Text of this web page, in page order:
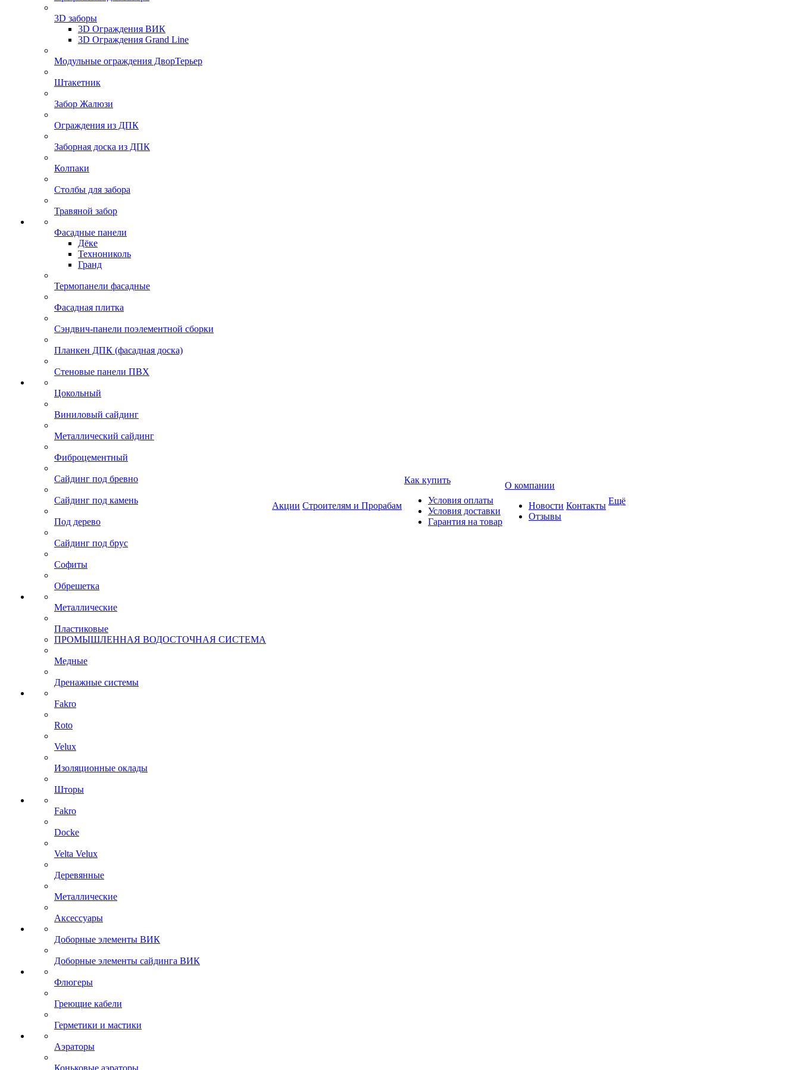
3D заборы
3D Ограждения ВИК
3D Ограждения Grand Line
Модульные ограждения ДворТерьер
Штакетник
Забор Жалюзи
Ограждения из ДПК
Заборная доска из ДПК
Колпаки
Столбы для забора
Травяной забор
Фасадные панели
Дёке
Технониколь
Гранд
Термопанели фасадные
Фасадная плитка
Сэндвич-панели поэлементной сборки
Планкен ДПК (фасадная доска)
Стеновые панели ПВХ
Цокольный
Виниловый сайдинг
Металлический сайдинг
Фиброцементный
Сайдинг под бревно
Сайдинг под камень
Под дерево
Сайдинг под брус
Софиты
Обрешетка
Металлические
Пластиковые
ПРОМЫШЛЕННАЯ ВОДОСТОЧНАЯ СИСТЕМА
Медные
Дренажные системы
Fakro
Roto
Velux
Изоляционные оклады
Шторы
Fakro
Docke
Velta Velux
Деревянные
Металлические
Аксессуары
Доборные элементы ВИК
Доборные элементы сайдинга ВИК
Флюгеры
Греющие кабели
Герметики и мастики
Аэраторы
Коньковые аэраторы
Акции Строителям и Прорабам
Как купить
Условия оплаты
Условия доставки
Гарантия на товар
О компании
Новости
Отзывы
Контакты Ещё